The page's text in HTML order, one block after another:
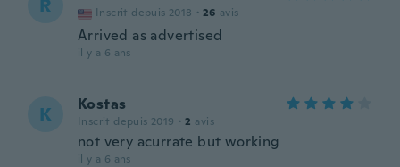
R Inscrit depuis 2018 · 26 avis
Arrived as advertised
il y a 6 ans
K Kostas
Inscrit depuis 2019 · 2 avis
not very acurrate but working
il y a 6 ans